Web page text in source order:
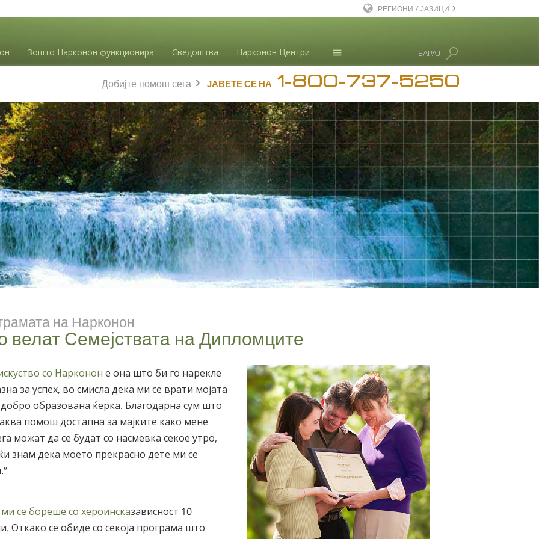
Зошто Нарконон функционира Сведоштва Нарконон Центри
Новости
БАРАЈ
РЕГИОНИ / ЈАЗИЦИ
Deutsch
Español
Français
Hebrew
Magyar
Italiano
日本語 (Japanese)
Macedonian
Nederlands
繁體中文 (Chinese)
Arabic
Nepali
Ukrainian
Czech
Turkish
Сите региони/јазици
ЈАВЕТЕ СЕ НА 1-800-737-5250
Добијте помош сега
на Нарконон
велат Семејствата на Дипломците
со Нарконон е она што би го нарекле
за успех, во смисла дека ми се врати мојата
образована ќерка. Благодарна сум што
помош достапна за мајките како мене
можат да се будат со насмевка секое утро,
знам дека моето прекрасно дете ми се
се бореше со хероинсказависност 10
Откако се обиде со секоја програма што